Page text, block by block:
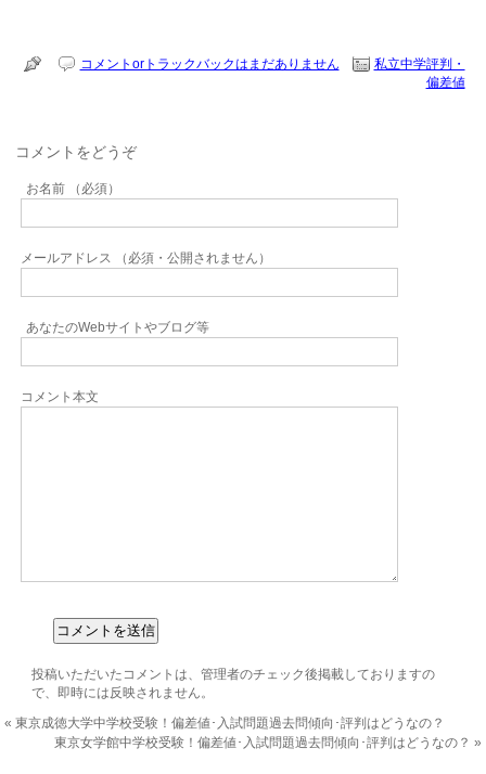
コメントorトラックバックはまだありません
私立中学評判・
偏差値
コメントをどうぞ
お名前 （必須）
メールアドレス （必須・公開されません）
あなたのWebサイトやブログ等
コメント本文
投稿いただいたコメントは、管理者のチェック後掲載しておりますの
で、即時には反映されません。
«東京成徳大学中学校受験！偏差値･入試問題過去問傾向･評判はどうなの？
東京女学館中学校受験！偏差値･入試問題過去問傾向･評判はどうなの？ »